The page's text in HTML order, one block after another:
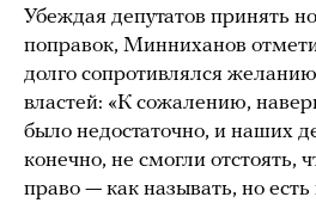
Убеждая депутатов принять
поправок, Минниханов
долго сопротивлялся
властей: «К сожалению,
было недостаточно, и наших
конечно, не смогли отстоять,
право — как называть, но